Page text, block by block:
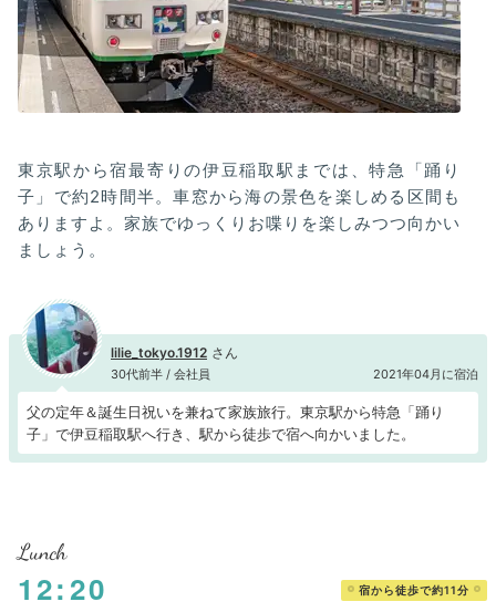
東京駅から宿最寄りの伊豆稲取駅までは、特急「踊り
子」で約2時間半。車窓から海の景色を楽しめる区間も
ありますよ。家族でゆっくりお喋りを楽しみつつ向かい
ましょう。
lilie_tokyo.1912
30代前半 / 会社員 2021年04月に宿泊
父の定年＆誕生日祝いを兼ねて家族旅行。東京駅から特急「踊り
子」で伊豆稲取駅へ行き、駅から徒歩で宿へ向かいました。
Lunch
12:20 宿から徒歩で約11分